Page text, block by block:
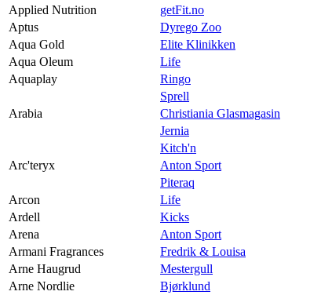
Applied Nutrition
getFit.no
Aptus
Dyrego Zoo
Aqua Gold
Elite Klinikken
Aqua Oleum
Life
Aquaplay
Ringo
Sprell
Arabia
Christiania Glasmagasin
Jernia
Kitch'n
Arc'teryx
Anton Sport
Piteraq
Arcon
Life
Ardell
Kicks
Arena
Anton Sport
Armani Fragrances
Fredrik & Louisa
Arne Haugrud
Mestergull
Arne Nordlie
Bjørklund